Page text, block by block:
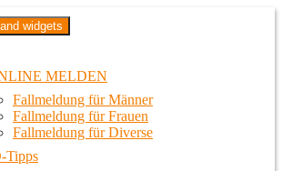
Projekt in Berlin
widgets
MELDEN
Fallmeldung für Männer
Fallmeldung für Frauen
Fallmeldung für Diverse
Tipps